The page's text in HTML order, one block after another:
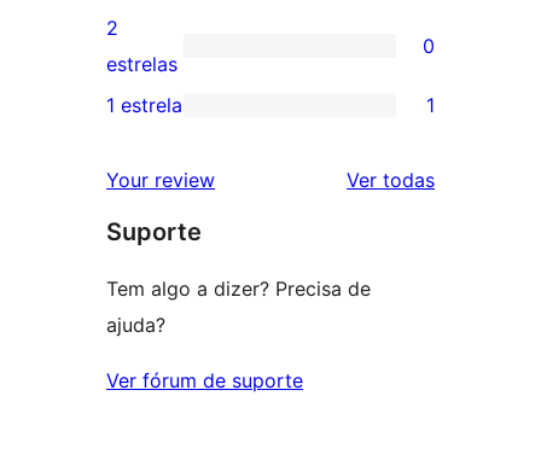
4
estrela
avaliação
com
3
0
avaliação
2
2
estrelas
0
com
1
1 estrela 1
Your review Ver todasavaliações
Suporte
Tem algo a dizer? Precisa de
ajuda?
Ver fórum de suporte